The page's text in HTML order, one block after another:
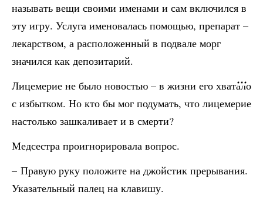
называть вещи своими именами и сам включился в
эту игру. Услуга именовалась помощью, препарат –
лекарством, а расположенный в подвале морг
значился как депозитарий.
Лицемерие не было новостью – в жизни его хватало
с избытком. Но кто бы мог подумать, что лицемерие
настолько зашкаливает и в смерти?
Медсестра проигнорировала вопрос.
– Правую руку положите на джойстик прерывания.
Указательный палец на клавишу.